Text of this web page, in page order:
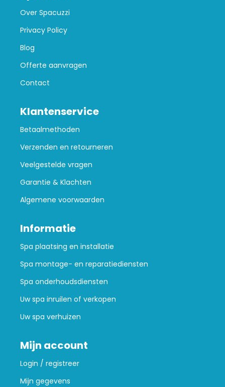
Over Spacuzzi
Privacy Policy
Blog
Offerte aanvragen
Contact
Klantenservice
Betaalmethoden
Verzenden en retourneren
Veelgestelde vragen
Garantie & Klachten
Algemene voorwaarden
Informatie
Spa plaatsing en installatie
Spa montage- en reparatiediensten
Spa onderhoudsdiensten
Uw spa inruilen of verkopen
Uw spa verhuizen
Mijn account
Login / registreer
Mijn gegevens